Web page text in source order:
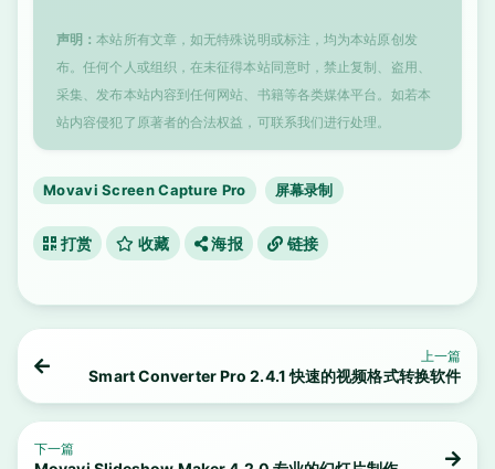
声明：本站所有文章，如无特殊说明或标注，均为本站原创发
布。任何个人或组织，在未征得本站同意时，禁止复制、盗用、
采集、发布本站内容到任何网站、书籍等各类媒体平台。如若本
站内容侵犯了原著者的合法权益，可联系我们进行处理。
Movavi Screen Capture Pro 屏幕录制
打赏 收藏 海报 链接
上一篇
Smart Converter Pro 2.4.1 快速的视频格式转换软件
下一篇